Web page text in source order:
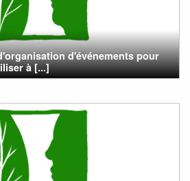
d'événements pour
à [...]